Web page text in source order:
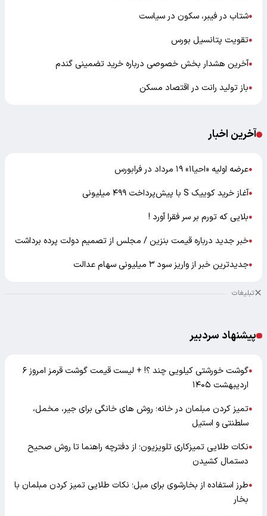
●شتاب در فیبر، سکون در سیاست
●تقویت پتانسیل بورس
●آخرین هشدار بخش خصوصی درباره خرید تضمینی گندم
●باز تولید رانت در اقتصاد مسکن
آخرین اخبار
●عرضه اولیه «احیا۱» ۱۹ مرداد در فرابورس
●آغاز خرید کوییک S با پیش‌پرداخت ۴۹۹ میلیونی
●بلایی که تورم بر سر فقرا آورد !
●خبر جدید درباره قیمت بنزین / مجلس از تصمیم دولت پرده برداشت
●جدیدترین خبر از واریز سود ۳ میلیونی سهام عدالت
تبلیغات
پیشنهاد سردبیر
●
گوشت خورشتی کیلویی چند ؟! + لیست قیمت گوشت قرمز امروز ۶
اردیبهشت ۱۴۰۵
●تمیز کردن مبلمان در خانه؛ روش های خانگی برای جیر، مخمل،
سلطنتی و استیل
●نکات طلایی تمیزکاری تلویزیون؛ از دفترچه راهنما تا روش صحیح
دستمال کشیدن
●طرز استفاده از بخارشوی برای مبل؛ نکات طلایی تمیز کردن مبلمان با
بخار